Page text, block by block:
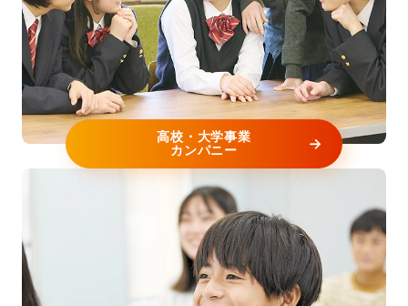
2025年11月18日 メディア掲載
「NIKKEIリスキリング」にインタビュー記事が掲
載されました
日本経済新聞社が運営する「NIKKEIリスキリン
グ」（2025年11月18日付）に、上席執行役員／キ
ャリア支援事業カンパニー長鈴木貴之さんのイン
タビュー記事が掲載されました。▼リンク先は...
2025年10月27日 メディア掲載
高校・大学事業
カンパニー